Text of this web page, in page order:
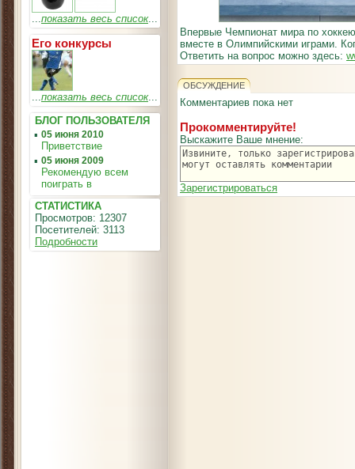
...показать весь список...
Его конкурсы
...показать весь список...
БЛОГ ПОЛЬЗОВАТЕЛЯ
▪ 05 июня 2010
Приветствие
▪ 05 июня 2009
Рекомендую всем
поиграть в
СТАТИСТИКА
Просмотров: 12307
Посетителей: 3113
Подробности
Впервые Чемпионат мира по
вместе в Олимпийскими играми.
Ответить на вопрос можно здесь:
ОБСУЖДЕНИЕ
Комментариев пока нет
Прокомментируйте!
Выскажите Ваше мнение:
Зарегистрироваться